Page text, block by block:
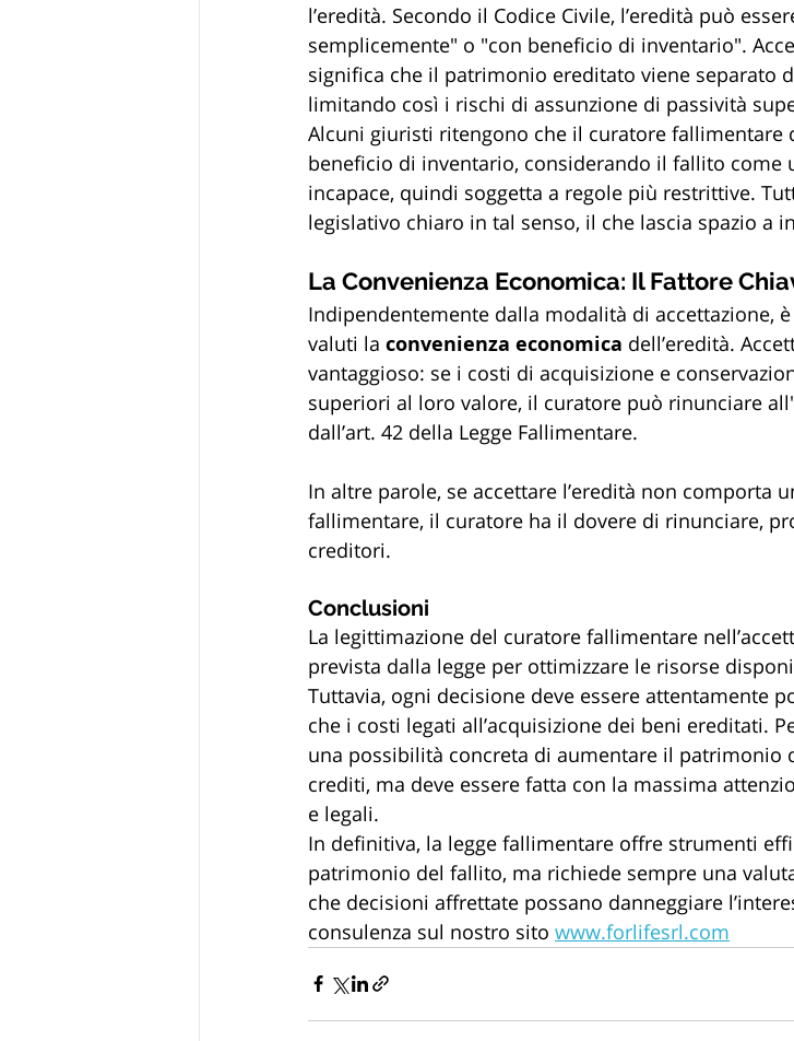
l’eredità. Secondo il Codice Civile, l’eredità può
semplicemente" o "con beneficio di inventario".
significa che il patrimonio ereditato viene separato
limitando così i rischi di assunzione di passività
Alcuni giuristi ritengono che il curatore fallimentare
beneficio di inventario, considerando il fallito come
incapace, quindi soggetta a regole più restrittive.
legislativo chiaro in tal senso, il che lascia spazio a
La Convenienza Economica: Il Fattore
Indipendentemente dalla modalità di accettazione,
valuti la convenienza economica dell’eredità.
vantaggioso: se i costi di acquisizione e
superiori al loro valore, il curatore può rinunciare
dall’art. 42 della Legge Fallimentare.
In altre parole, se accettare l’eredità non comporta
fallimentare, il curatore ha il dovere di rinunciare,
creditori.
Conclusioni
La legittimazione del curatore fallimentare
prevista dalla legge per ottimizzare le risorse
Tuttavia, ogni decisione deve essere attentamente
che i costi legati all’acquisizione dei beni ereditati.
una possibilità concreta di aumentare il
crediti, ma deve essere fatta con la massima
e legali.
In definitiva, la legge fallimentare offre strumenti
patrimonio del fallito, ma richiede sempre una
che decisioni affrettate possano danneggiare
consulenza sul nostro sito www.forlifesrl.com